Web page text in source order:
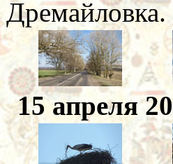
Дремайловка.
15 апреля